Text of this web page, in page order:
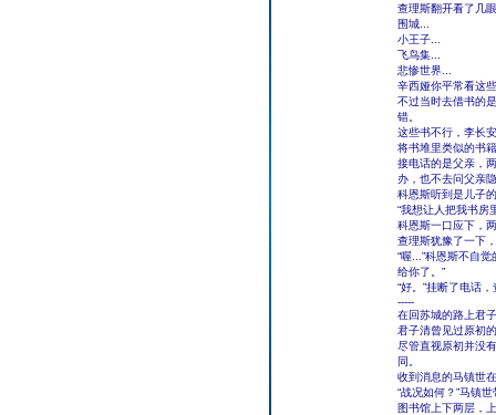
查理斯翻开看了几
围城...
小王子...
飞鸟集...
悲惨世界...
辛西娅你平常看这
不过当时去借书的
错。
这些书不行，李长
将书堆里类似的书
接电话的是父亲，
办，也不去问父亲
科恩斯听到是儿子
“我想让人把我书房
科恩斯一口应下，
查理斯犹豫了一下
“喔...”科恩斯不自
给你了。”
“好。”挂断了电话
-----
在回苏城的路上君
君子清曾见过原初
尽管直视原初并没
同。
收到消息的马镇世
“战况如何？”马镇
图书馆上下两层，